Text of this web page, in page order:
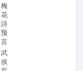
梅
花
詩
预
言
武
侯